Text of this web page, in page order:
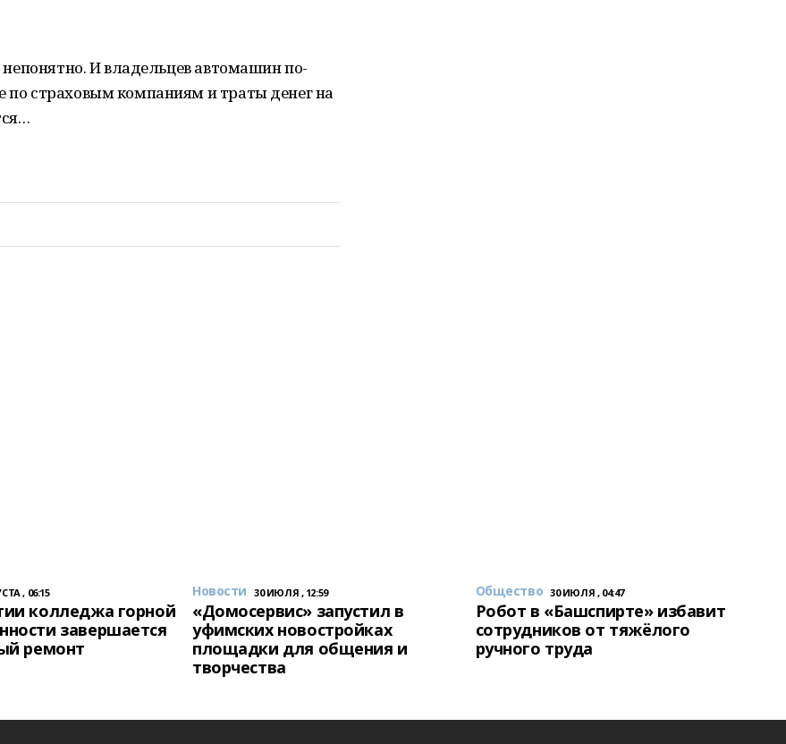
И владельцев автомашин по-
страховым компаниям и траты денег на
, 06:15
колледжа горной
завершается
ремонт
Новости 30 ИЮЛЯ , 12:59
«Домосервис» запустил в
уфимских новостройках
площадки для общения и
творчества
Общество 30 ИЮЛЯ , 04:47
Робот в «Башспирте» избавит
сотрудников от тяжёлого
ручного труда